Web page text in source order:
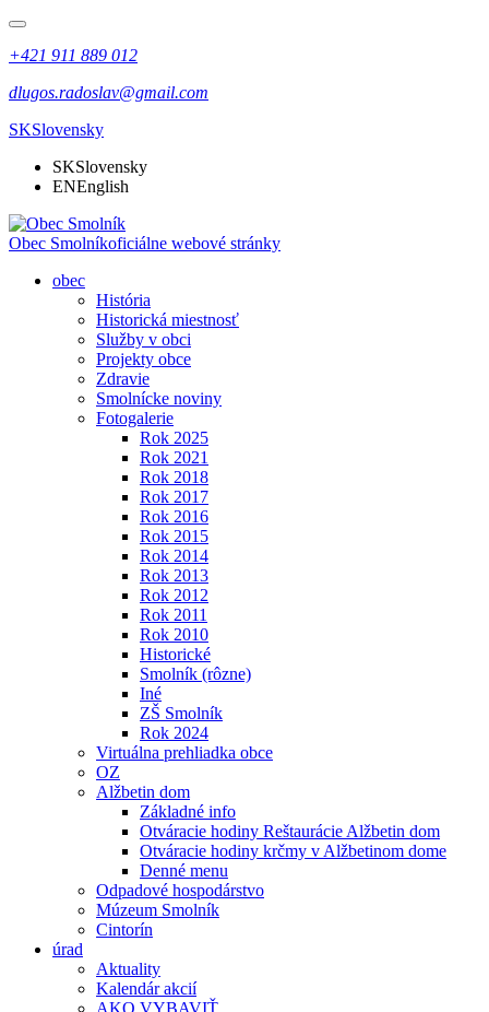
+421 911 889 012
dlugos.radoslav@gmail.com
SKSlovensky
SKSlovensky
ENEnglish
Obec Smolníkoficiálne webové stránky
obec
História
Historická miestnosť
Služby v obci
Projekty obce
Zdravie
Smolnícke noviny
Fotogalerie
Rok 2025
Rok 2021
Rok 2018
Rok 2017
Rok 2016
Rok 2015
Rok 2014
Rok 2013
Rok 2012
Rok 2011
Rok 2010
Historické
Smolník (rôzne)
Iné
ZŠ Smolník
Rok 2024
Virtuálna prehliadka obce
OZ
Alžbetin dom
Základné info
Otváracie hodiny Reštaurácie Alžbetin dom
Otváracie hodiny krčmy v Alžbetinom dome
Denné menu
Odpadové hospodárstvo
Múzeum Smolník
Cintorín
úrad
Aktuality
Kalendár akcií
AKO VYBAVIŤ